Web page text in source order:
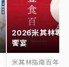
2026米其林專
饗宴
米其林指南百年之